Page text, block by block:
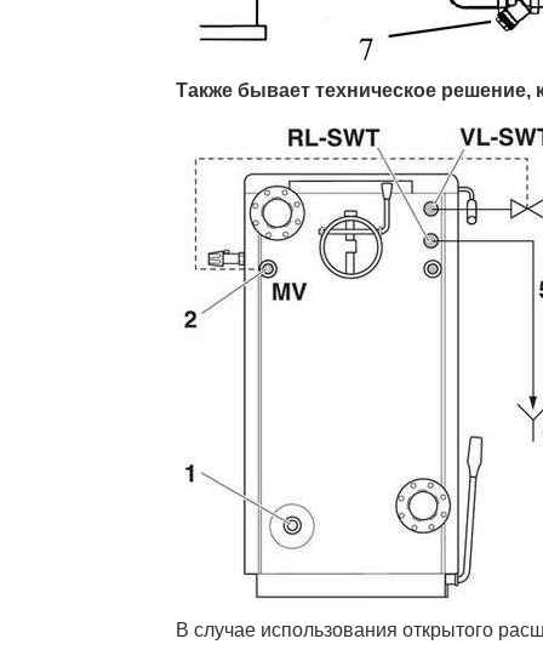
Также бывает техническое решение,
В случае использования открытого